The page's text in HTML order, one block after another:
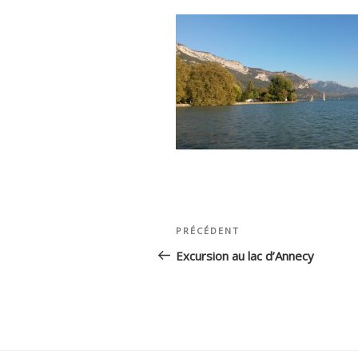
Navigation
de
Article
précédent
PRÉCÉDENT
Excursion au lac d’Annecy